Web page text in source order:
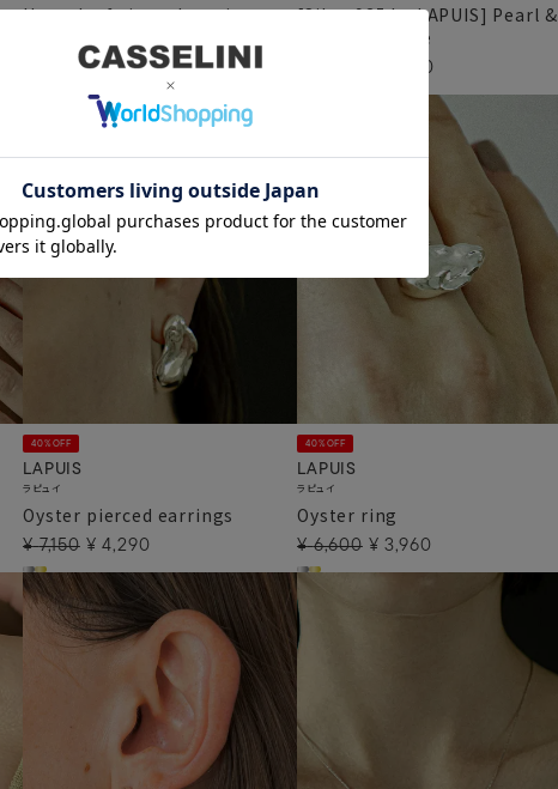
Heart leaf pierced earrings
4,950 ¥ 2,970
[Silver925 by LAPUIS] Pearl &
stone necklace
8,470
40%OFF
LAPUIS
ラピュイ
Oyster pierced earrings
¥ 7,150 ¥ 4,290
40%OFF
LAPUIS
ラピュイ
Oyster ring
¥ 6,600 ¥ 3,960